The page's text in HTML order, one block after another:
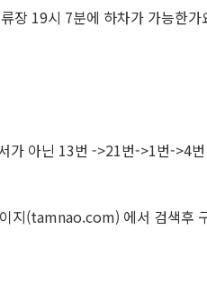
장 19시 7분에 하차가 가능한가
아닌 13번 ->21번->1번->4
지(tamnao.com) 에서 검색후